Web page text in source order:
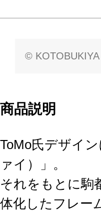
© KOTOBUKIYA
商品説明
ToMo氏デザイ
ァイ）」。
それをもとに駒
体化したフレー